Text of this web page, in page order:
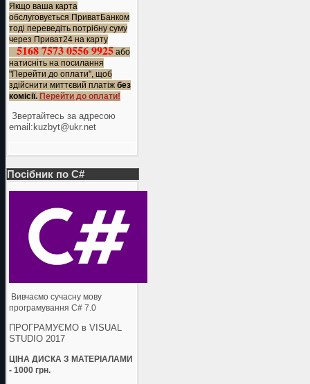
Якщо ваша карта
обслуговується ПриватБанком
тоді переведіть потрібну суму
через Приват24 на карту
5168 7573 0556 9925 або
натисніть на посилання
"Перейти до оплати", щоб
здійснити миттєвий платіж без
комісії. Перейти до оплати!
Звертайтесь за адресою
еmail:kuzbyt@ukr.net
Посібник по C#
Вивчаємо сучасну мову
програмування C# 7.0
ПРОГРАМУЄМО в VISUAL
STUDIO 2017
ЦІНА ДИСКА З МАТЕРІАЛАМИ
- 1000 грн.